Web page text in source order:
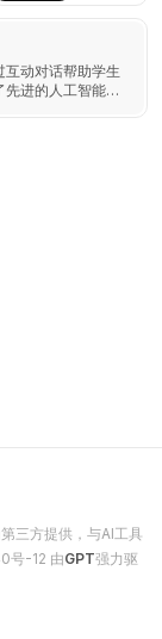
动对话帮助学生
进的人工智能技
三方提供，与AI工具
号-12 由GPT强力驱